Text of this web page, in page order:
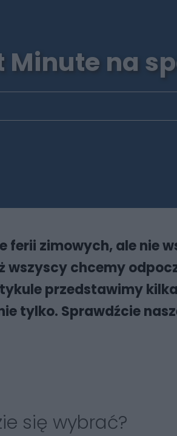
Minute na
ferii zimowych, ale nie
wszyscy chcemy
przedstawimy
tylko. Sprawdźcie
się wybrać?